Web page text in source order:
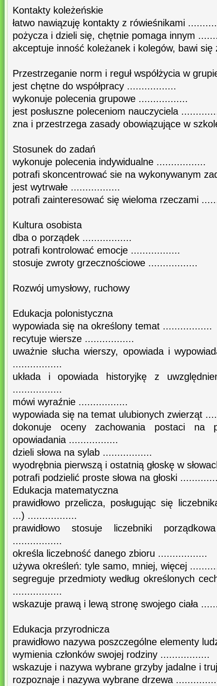
Kontakty koleżeńskie
łatwo nawiązuję kontakty z rówieśnikami
pożycza i dzieli się, chętnie pomaga innym
akceptuje inność koleżanek i kolegów, bawi
Przestrzeganie norm i reguł współżycia w
jest chętne do współpracy .................
wykonuje polecenia grupowe .................
jest posłuszne poleceniom nauczyciela
zna i przestrzega zasady obowiązujące w
Stosunek do zadań
wykonuje polecenia indywidualne .................
potrafi skoncentrować sie na wykonywanym
jest wytrwałe .................
potrafi zainteresować się wieloma rzeczami
Kultura osobista
dba o porządek .................
potrafi kontrolować emocje .................
stosuje zwroty grzecznościowe .................
Rozwój umysłowy, ruchowy
Edukacja polonistyczna
wypowiada się na określony temat .................
recytuje wiersze .................
uważnie słucha wierszy, opowiada i
.................
układa i opowiada historyjkę z
.................
mówi wyraźnie .................
wypowiada się na temat ulubionych zwierząt
dokonuje oceny zachowania postaci na
opowiadania .................
dzieli słowa na sylab .................
wyodrębnia pierwszą i ostatnią głoskę w
potrafi podzielić proste słowa na głoski
Edukacja matematyczna
prawidłowo przelicza, posługując się
...) .................
prawidłowo stosuje liczebniki
.................
określa liczebność danego zbioru .................
używa określeń: tyle samo, mniej, więcej
segreguje przedmioty według określonych
.................
wskazuje prawą i lewą stronę swojego ciała
Edukacja przyrodnicza
prawidłowo nazywa poszczególne elementy
wymienia członków swojej rodziny .................
wskazuje i nazywa wybrane grzyby jadalne i
rozpoznaje i nazywa wybrane drzewa